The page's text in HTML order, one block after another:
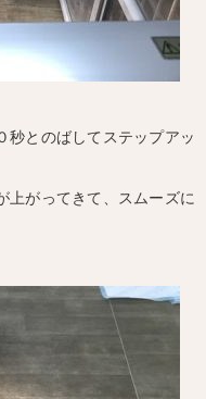
秒とのばしてステップアッ
上がってきて、スムーズに